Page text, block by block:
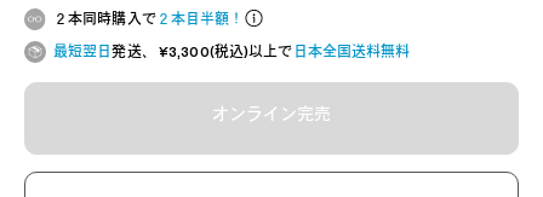
２本同時購入で２本目半額！
最短翌日発送、 ¥3,300(税込)以上で 日本全国送料無料
オンライン完売